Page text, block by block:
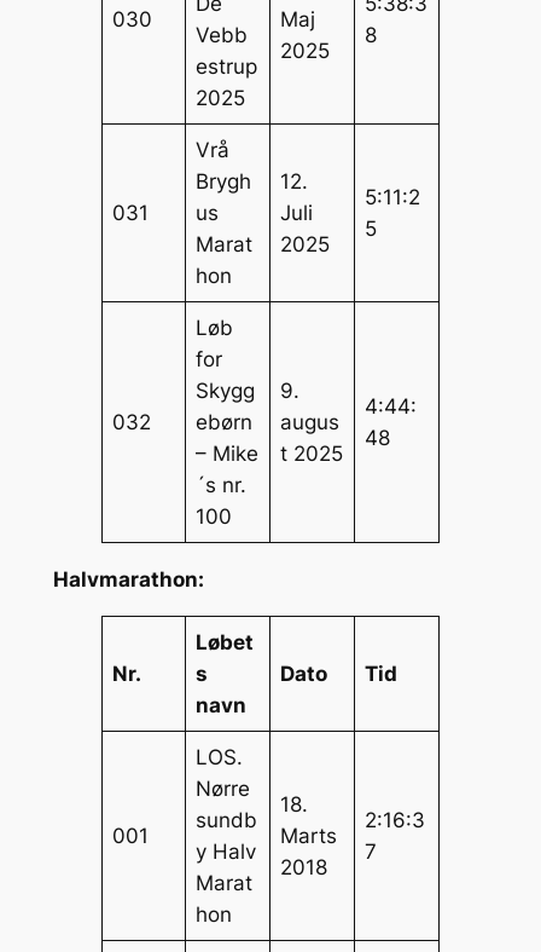
030
Vebb
estrup
2025
Maj
2025
8
031
Vrå
Brygh
us
Marat
hon
12.
Juli
2025
5:11:2
5
032
Løb
for
Skygg
ebørn
– Mike
´s nr.
100
9.
augus
t 2025
4:44:
48
Halvmarathon:
Nr.
Løbet
s
navn
Dato Tid
001
LOS.
Nørre
sundb
y Halv
Marat
hon
18.
Marts
2018
2:16:3
7